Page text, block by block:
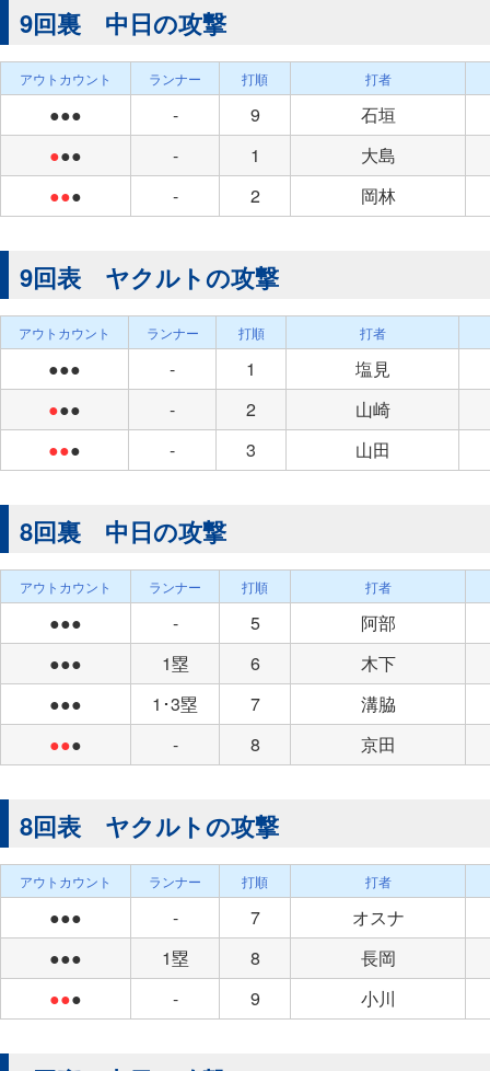
9回裏 中日の攻撃
アウトカウント ランナー 打順 打者
●●● - 9
石垣
●●● - 1
大島
●●● - 2 岡林
9回表 ヤクルトの攻撃
アウトカウント ランナー 打順 打者
●●● - 1
塩見
●●● - 2
山崎
●●● - 3 山田
8回裏 中日の攻撃
アウトカウント ランナー 打順 打者
●●● - 5
阿部
●●●
1塁 6
木下
●●●
1･3塁 7
溝脇
●●● - 8 京田
8回表 ヤクルトの攻撃
アウトカウント ランナー 打順 打者
●●● - 7
オスナ
●●●
1塁 8
長岡
●●● - 9 小川